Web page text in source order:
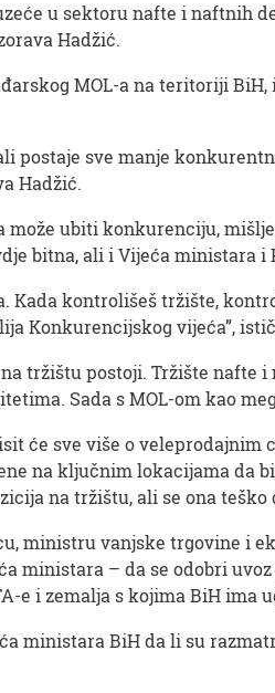
u sektoru nafte i naftnih
Hadžić.
MOL-a na teritoriji
postaje sve manje
Hadžić.
ubiti konkurenciju,
bitna, ali i Vijeća ministara
kontrolišeš tržište,
Konkurencijskog vijeća”,
tržištu postoji. Tržište nafte
Sada s MOL-om kao
će sve više o
na ključnim lokacijama da
na tržištu, ali se ona teško
ministru vanjske trgovine i
ministara – da se odobri
e i zemalja s kojima BiH ima
ministara BiH da li su